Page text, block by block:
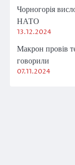
Чорногорія
НАТО
13.12.2024
Макрон провів
говорили
07.11.2024